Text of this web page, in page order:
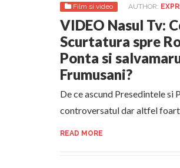
Film si video AUTHOR:
VIDEO Nasul Tv:
Scurtatura spre
Ponta si
Frumusani?
De ce ascund Presedintele si
controversatul dar altfel
READ MORE